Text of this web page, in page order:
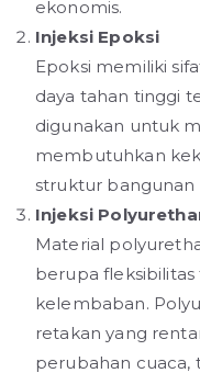
ekonomis.
Injeksi Epoksi
Epoksi memiliki
daya tahan tinggi
digunakan untuk
membutuhkan
struktur bangunan
Injeksi
Material
berupa
kelembaban.
retakan yang
perubahan cuaca,